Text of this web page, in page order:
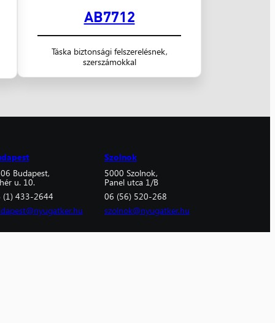
AB7712
Táska biztonsági felszerelésnek,
szerszámokkal
Budapest,
u. 10.
(1) 433-2644
Szolnok
5000 Szolnok,
Panel utca 1/B
06 (56) 520-268
szolnok@nyugatker.hu